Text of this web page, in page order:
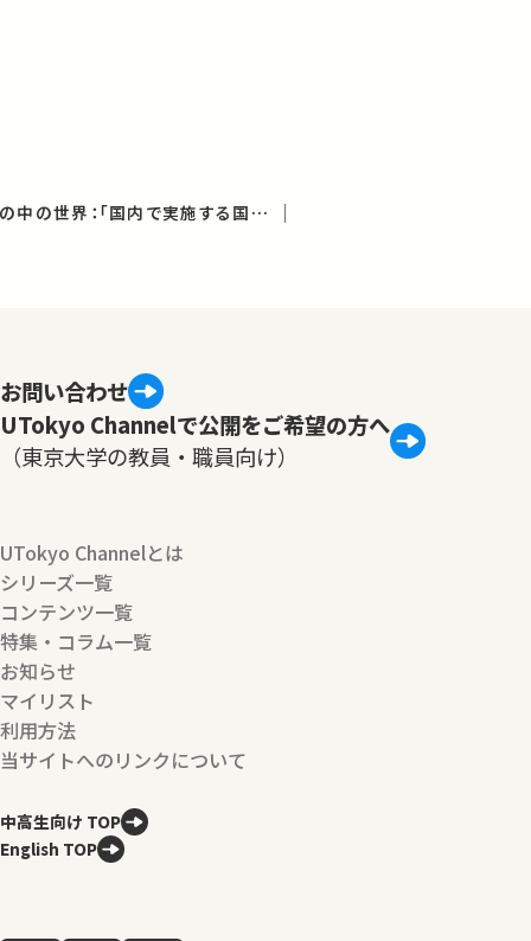
世界の中の日本、日本の中の世界：「国内で実施する国際研修」の挑戦
お問い合わせ
UTokyo Channelで公開をご希望の方へ
（東京大学の教員・職員向け）
UTokyo Channelとは
シリーズ一覧
コンテンツ一覧
特集・コラム一覧
お知らせ
マイリスト
利用方法
当サイトへのリンクについて
中高生向け TOP
English TOP